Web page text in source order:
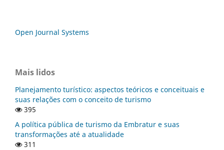
Open Journal Systems
Mais lidos
Planejamento turístico: aspectos teóricos e conceituais e
suas relações com o conceito de turismo
395
A política pública de turismo da Embratur e suas
transformações até a atualidade
311